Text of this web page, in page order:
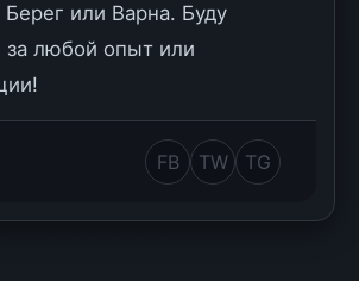
или Варна. Буду
за любой опыт или
FB TW TG